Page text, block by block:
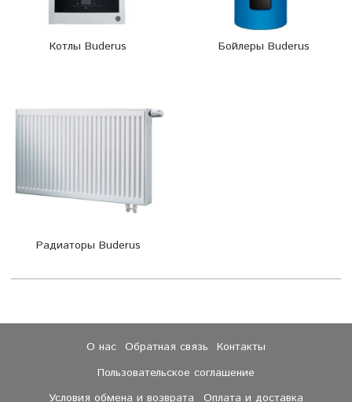
Котлы Buderus Бойлеры Buderus
Радиаторы Buderus
О нас Обратная связь
Контакты
Пользовательское соглашение
Условия обмена и возврата
Оплата и доставка